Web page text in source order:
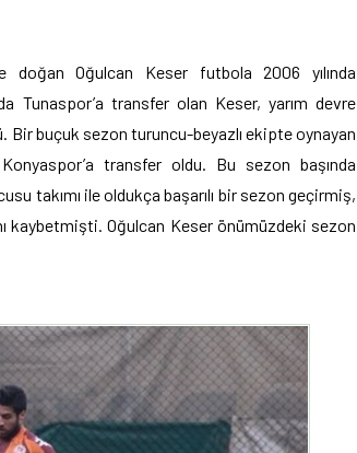
doğan Oğulcan Keser futbola 2006 yılında
Tunaspor’a transfer olan Keser, yarım devre
Bir buçuk sezon turuncu-beyazlı ekipte oynayan
transfer oldu. Bu sezon başında
takımı ile oldukça başarılı bir sezon geçirmiş,
kaybetmişti. Oğulcan Keser önümüzdeki sezon